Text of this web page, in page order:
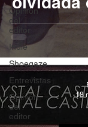
Opinión
del
editor
Indie
Shoegaze
Entrevistas
Opinión
del
editor
la
18